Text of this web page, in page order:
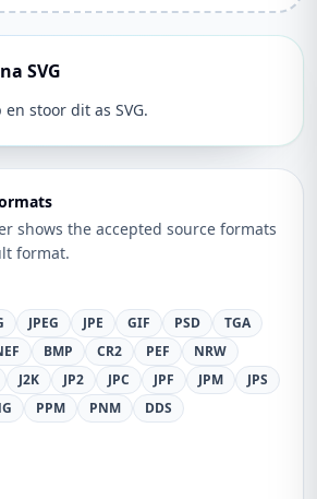
SVG
en stoor dit as SVG.
shows the accepted source formats
format.
JPEG JPE GIF PSD
TGA
BMP CR2 PEF
NRW
J2K JP2 JPC JPF JPM
JPS
PPM PNM DDS